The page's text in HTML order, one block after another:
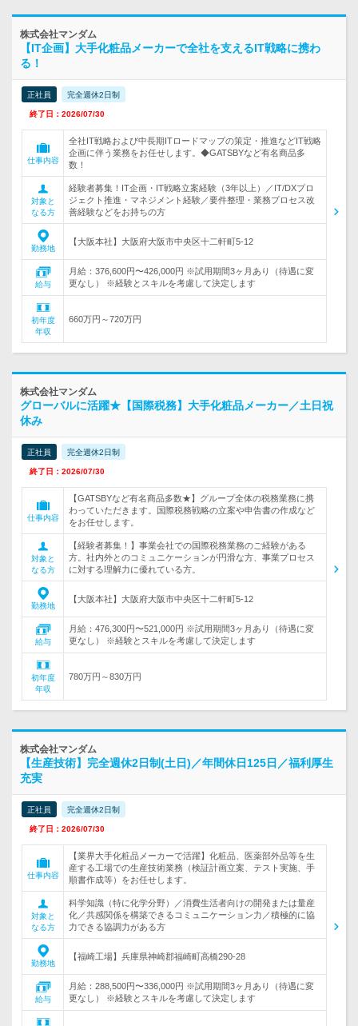
株式会社マンダム
【IT企画】大手化粧品メーカーで全社を支えるIT戦略に携わ
る！
正社員 完全週休2日制
終了日：2026/07/30
仕事内容
全社IT戦略および中長期ITロードマップの策定・推進などIT戦略
企画に伴う業務をお任せします。◆GATSBYなど有名商品多
数！
対象と
なる方
経験者募集！IT企画・IT戦略立案経験（3年以上）／IT/DXプロ
ジェクト推進・マネジメント経験／要件整理・業務プロセス改
善経験などをお持ちの方
勤務地
【大阪本社】大阪府大阪市中央区十二軒町5-12
給与
月給：376,600円〜426,000円 ※試用期間3ヶ月あり（待遇に変
更なし） ※経験とスキルを考慮して決定します
初年度
年収
660万円～720万円
株式会社マンダム
グローバルに活躍★【国際税務】大手化粧品メーカー／土日祝
休み
正社員 完全週休2日制
終了日：2026/07/30
仕事内容
【GATSBYなど有名商品多数★】グループ全体の税務業務に携
わっていただきます。国際税務戦略の立案や申告書の作成など
をお任せします。
対象と
なる方
【経験者募集！】事業会社での国際税務業務のご経験がある
方。社内外とのコミュニケーションが円滑な方、事業プロセス
に対する理解力に優れている方。
勤務地
【大阪本社】大阪府大阪市中央区十二軒町5-12
給与
月給：476,300円〜521,000円 ※試用期間3ヶ月あり（待遇に変
更なし） ※経験とスキルを考慮して決定します
初年度
年収
780万円～830万円
株式会社マンダム
【生産技術】完全週休2日制(土日)／年間休日125日／福利厚生
充実
正社員 完全週休2日制
終了日：2026/07/30
仕事内容
【業界大手化粧品メーカーで活躍】化粧品、医薬部外品等を生
産する工場での生産技術業務（検証計画立案、テスト実施、手
順書作成等）をお任せします。
対象と
なる方
科学知識（特に化学分野）／消費生活者向けの開発または量産
化／共感関係を構築できるコミュニケーション力／積極的に協
力できる協調力がある方
勤務地
【福崎工場】兵庫県神崎郡福崎町高橋290-28
給与
月給：288,500円〜336,000円 ※試用期間3ヶ月あり（待遇に変
更なし） ※経験とスキルを考慮して決定します